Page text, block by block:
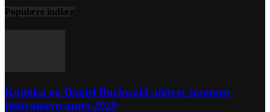
Populære indlæg
Katinka og Daniel Buchwald afgiver sammen
festivalsavn anno 2020